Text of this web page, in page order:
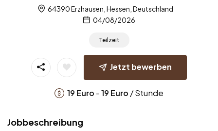
64390 Erzhausen, Hessen, Deutschland
04/08/2026
Teilzeit
Jetzt bewerben
19 Euro -19 Euro / Stunde
Jobbeschreibung